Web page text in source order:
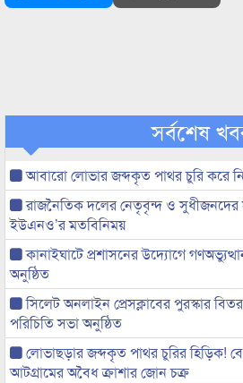
সর্বশেষ
আবারো লোভার জব্দকৃত পাথর চুরি করে
রাজনৈতিক দলের নেতৃবৃন্দ ও সুধীজনদের
ইউএনও’র মতবিনিময়
কানাইঘাটে প্রশাসনের উদ্যোগে
অনুষ্ঠিত
সিলেট অনলাইন প্রেসক্লাবের পুরস্কার
পরিচিতি সভা অনুষ্ঠিত
লোভাছড়ার জব্দকৃত পাথর চুরির হিড়িক!
আটগ্রামের অবৈধ ক্রাশার জোন চক্র